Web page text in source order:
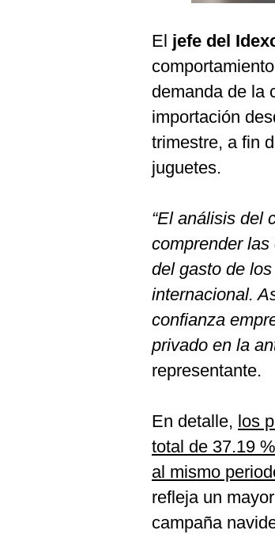
El jefe del
demanda de la
importación
trimestre, a fin
juguetes.
“El análisis del
comprender
del gasto de
internacional.
confianza
privado en la
representante.
En detalle, los
total de 37.19
al mismo
refleja un
campaña